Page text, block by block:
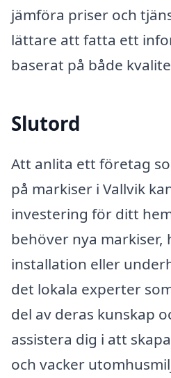
jämföra priser och
lättare att fatta ett
baserat på både
Slutord
Att anlita ett företag
på markiser i Vallvik
investering för ditt
behöver nya markiser,
installation eller
det lokala experter
del av deras kunskap
assistera dig i att
och vacker